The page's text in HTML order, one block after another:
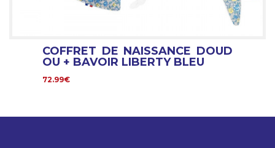
COFFRET DE NAISSANCE DOUD
OU + BAVOIR LIBERTY BLEU
72.99€